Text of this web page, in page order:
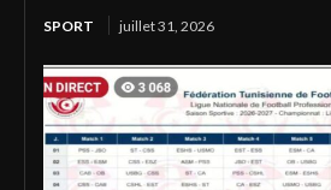
SPORT juillet 31, 2026